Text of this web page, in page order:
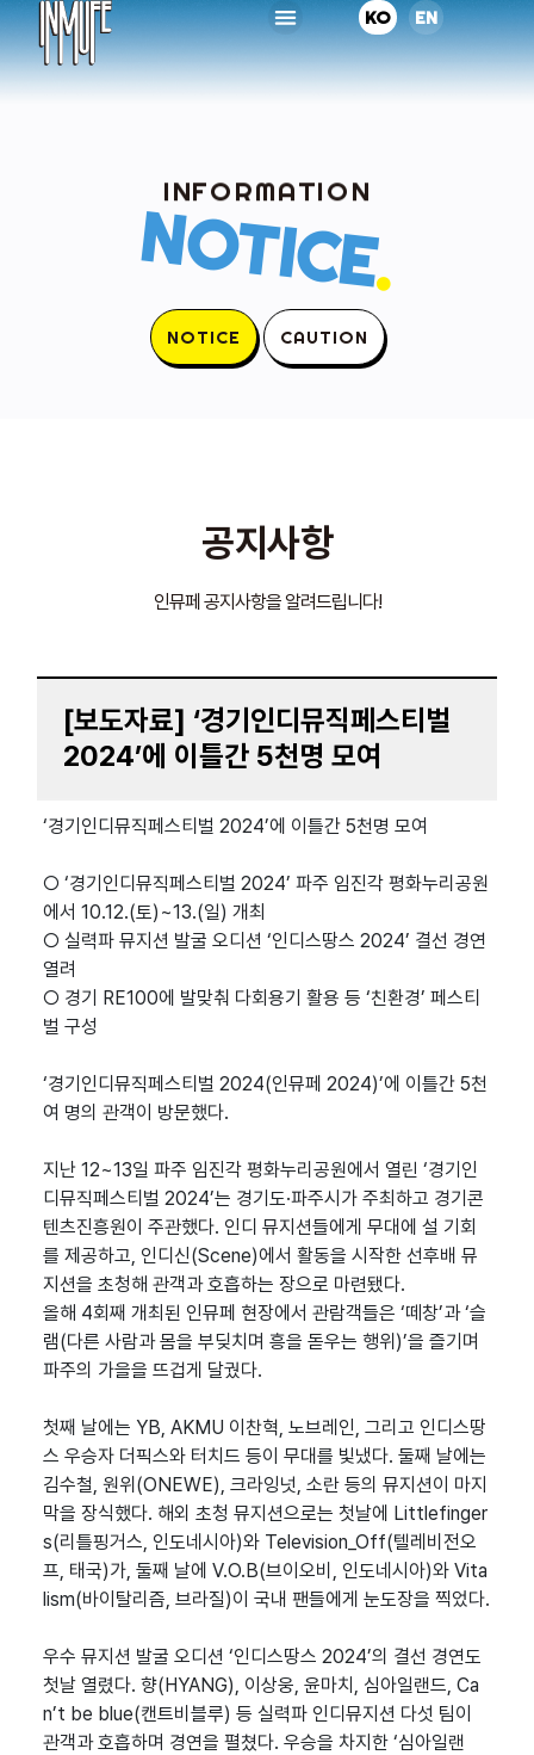
KO EN
INFORMATION
NOTICE.
NOTICE CAUTION
공지사항
인뮤페 공지사항을 알려드립니다!
[보도자료] ‘경기인디뮤직페스티벌
2024’에 이틀간 5천명 모여
‘경기인디뮤직페스티벌 2024’에 이틀간 5천명 모여
○ ‘경기인디뮤직페스티벌 2024’ 파주 임진각 평화누리공원
에서 10.12.(토)~13.(일) 개최
○ 실력파 뮤지션 발굴 오디션 ‘인디스땅스 2024’ 결선 경연
열려
○ 경기 RE100에 발맞춰 다회용기 활용 등 ‘친환경’ 페스티
벌 구성
‘경기인디뮤직페스티벌 2024(인뮤페 2024)’에 이틀간 5천
여 명의 관객이 방문했다.
지난 12~13일 파주 임진각 평화누리공원에서 열린 ‘경기인
디뮤직페스티벌 2024’는 경기도·파주시가 주최하고 경기콘
텐츠진흥원이 주관했다. 인디 뮤지션들에게 무대에 설 기회
를 제공하고, 인디신(Scene)에서 활동을 시작한 선후배 뮤
지션을 초청해 관객과 호흡하는 장으로 마련됐다.
올해 4회째 개최된 인뮤페 현장에서 관람객들은 ‘떼창’과 ‘슬
램(다른 사람과 몸을 부딪치며 흥을 돋우는 행위)’을 즐기며
파주의 가을을 뜨겁게 달궜다.
첫째 날에는 YB, AKMU 이찬혁, 노브레인, 그리고 인디스땅
스 우승자 더픽스와 터치드 등이 무대를 빛냈다. 둘째 날에는
김수철, 원위(ONEWE), 크라잉넛, 소란 등의 뮤지션이 마지
막을 장식했다. 해외 초청 뮤지션으로는 첫날에 Littlefinger
s(리틀핑거스, 인도네시아)와 Television_Off(텔레비전오
프, 태국)가, 둘째 날에 V.O.B(브이오비, 인도네시아)와 Vita
lism(바이탈리즘, 브라질)이 국내 팬들에게 눈도장을 찍었다.
우수 뮤지션 발굴 오디션 ‘인디스땅스 2024’의 결선 경연도
첫날 열렸다. 향(HYANG), 이상웅, 윤마치, 심아일랜드, Ca
n’t be blue(캔트비블루) 등 실력파 인디뮤지션 다섯 팀이
관객과 호흡하며 경연을 펼쳤다. 우승을 차지한 ‘심아일랜